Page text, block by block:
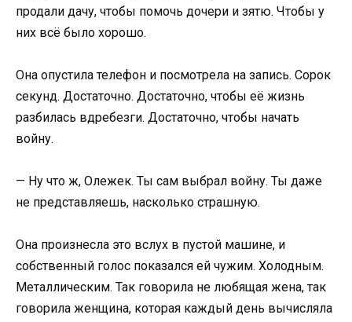
продали дачу, чтобы помочь дочери и зятю. Чтобы у
них всё было хорошо.
Она опустила телефон и посмотрела на запись. Сорок
секунд. Достаточно. Достаточно, чтобы её жизнь
разбилась вдребезги. Достаточно, чтобы начать
войну.
— Ну что ж, Олежек. Ты сам выбрал войну. Ты даже
не представляешь, насколько страшную.
Она произнесла это вслух в пустой машине, и
собственный голос показался ей чужим. Холодным.
Металлическим. Так говорила не любящая жена, так
говорила женщина, которая каждый день вычисляла